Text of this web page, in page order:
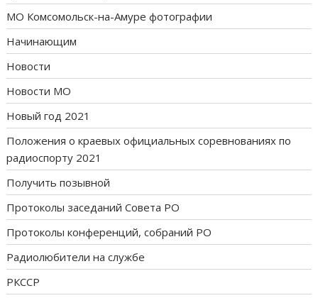
МО Комсомольск-на-Амуре фотографии
Начинающим
Новости
Новости МО
Новый год 2021
Положения о краевых официальных соревнованиях по
радиоспорту 2021
Получить позывной
Протоколы заседаний Совета РО
Протоколы конференций, собраний РО
Радиолюбители на службе
РКССР